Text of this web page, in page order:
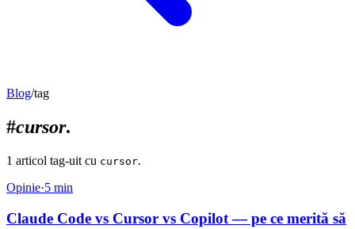
Blog/tag
#cursor.
1 articol tag-uit cu cursor.
Opinie·5 min
Claude Code vs Cursor vs Copilot — pe ce merită să